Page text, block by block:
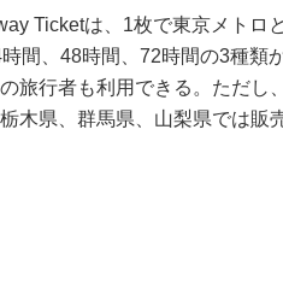
Ticketは、1枚で東京メトロ
間、48時間、72時間の3種類
旅行者も利用できる。ただし
木県、群馬県、山梨県では販